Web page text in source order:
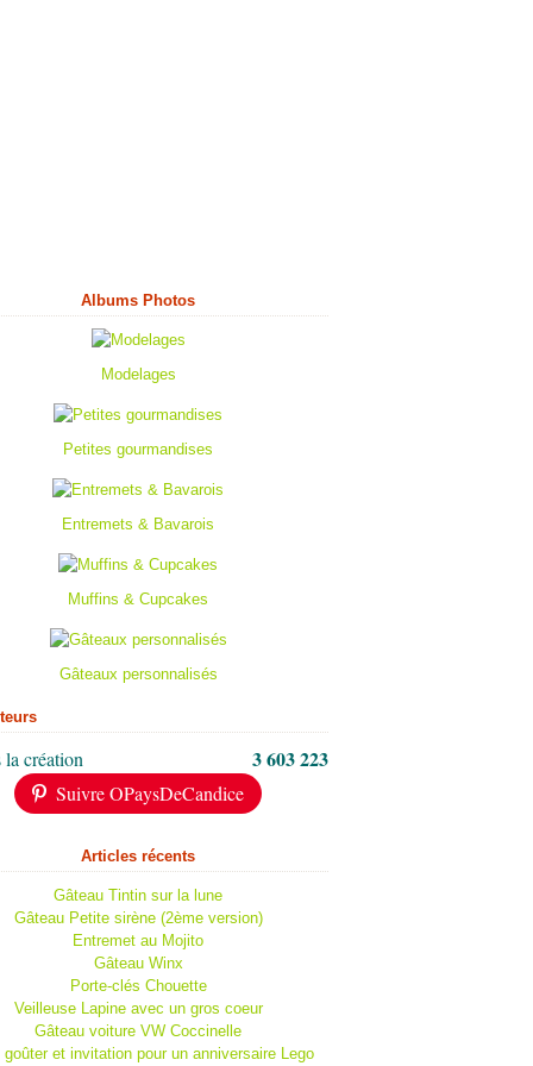
Albums Photos
Modelages
Petites gourmandises
Entremets & Bavarois
Muffins & Cupcakes
Gâteaux personnalisés
création 3 603 223
Suivre OPaysDeCandice
Articles récents
Gâteau Tintin sur la lune
Gâteau Petite sirène (2ème version)
Entremet au Mojito
Gâteau Winx
Porte-clés Chouette
Veilleuse Lapine avec un gros coeur
Gâteau voiture VW Coccinelle
et invitation pour un anniversaire Lego